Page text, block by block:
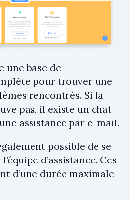
une base de
pour trouver une
rencontrés. Si la
pas, il existe un chat
assistance par e-mail.
possible de se
d’assistance. Ces
d’une durée maximale